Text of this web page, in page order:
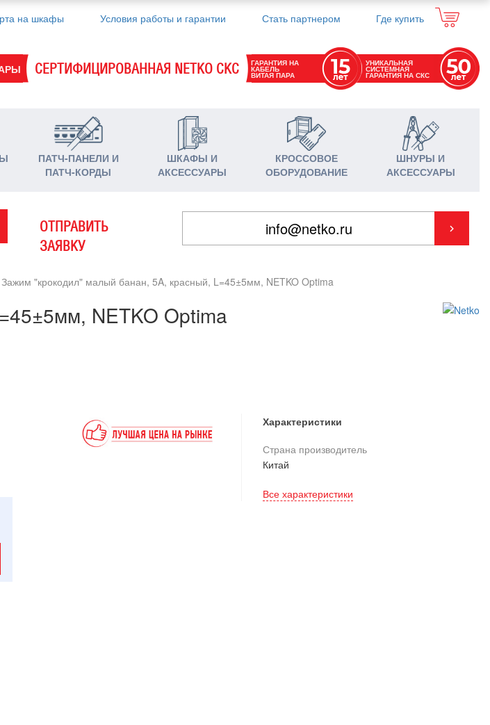
на шкафы Условия работы и гарантии Стать партнером Где купить
СЕРТИФИЦИРОВАННАЯ NETKO СКС ГАРАНТИЯ НА
КАБЕЛЬ
ВИТАЯ ПАРА
УНИКАЛЬНАЯ
СИСТЕМНАЯ
ГАРАНТИЯ НА СКС
ПАТЧ-ПАНЕЛИ И
ПАТЧ-КОРДЫ
ШКАФЫ И
АКСЕССУАРЫ
КРОССОВОЕ
ОБОРУДОВАНИЕ
ШНУРЫ И
АКСЕССУАРЫ
ОТПРАВИТЬ
ЗАЯВКУ
Зажим "крокодил" малый банан, 5A, красный, L=45±5мм, NETKO Optima
NETKO Optima
Характеристики
Страна производитель
Китай
Все характеристики